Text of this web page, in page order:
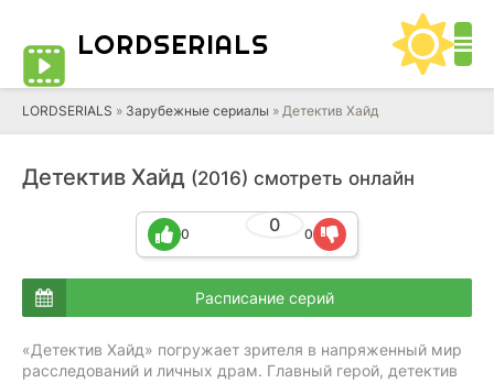
LORDSERIALS
LORDSERIALS » Зарубежные сериалы » Детектив Хайд
Детектив Хайд (2016) смотреть онлайн
0
0 0
Расписание серий
«Детектив Хайд» погружает зрителя в напряженный мир
расследований и личных драм. Главный герой, детектив